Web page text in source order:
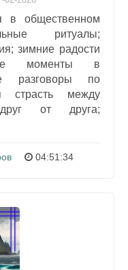
в общественном
ритуалы;
зимние радости
моменты в
разговоры по
страсть между
от друга;
04:51:34